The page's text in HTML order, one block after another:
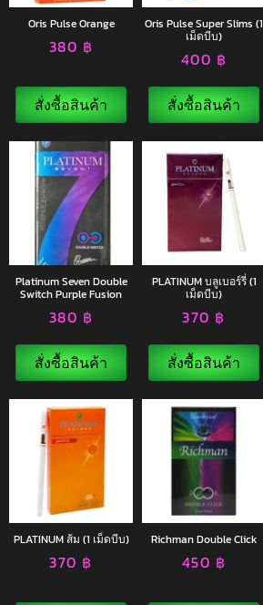
Oris Pulse Orange
380 ฿
สั่งซื้อสินค้า
Oris Pulse Super Slims (1
เม็ดบีบ)
400 ฿
สั่งซื้อสินค้า
Platinum Seven Double
Switch Purple Fusion
380 ฿
สั่งซื้อสินค้า
PLATINUM บลูเบอร์รี่ (1
เม็ดบีบ)
370 ฿
สั่งซื้อสินค้า
PLATINUM ส้ม (1 เม็ดบีบ)
370 ฿
Richman Double Click
450 ฿